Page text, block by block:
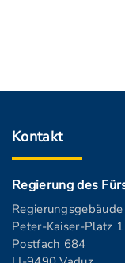
Kontakt
Regierung des
Regierungsgebäude
Peter-Kaiser-Platz 1
Postfach 684